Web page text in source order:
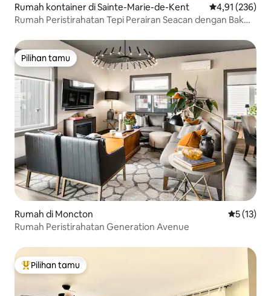
Rumah kontainer di Sainte-Marie-de-Kent Nilai rata-rata
4,91 (236)
Rumah Peristirahatan Tepi Perairan Seacan dengan Bak
Pilihan tamu
Pilihan tamu
Rumah di Moncton Nilai rata-
5 (13)
Rumah Peristirahatan Generation Avenue
Pilihan tamu terpopuler
Pilihan tamu